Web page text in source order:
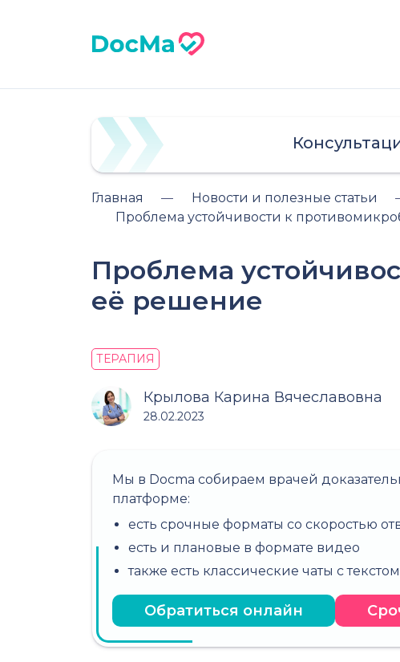
Главная
Новости и полезные статьи
Проблема устойчивости к
Проблема
её решение
ТЕРАПИЯ
Крылова Карина Вячеславовна
28.02.2023
Мы в Docma собираем врачей
платформе:
есть срочные форматы со скоростью
есть и плановые в формате видео
также есть классические чаты с
Обратиться онлайн